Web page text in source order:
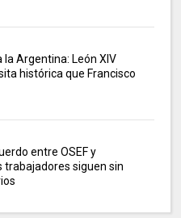
la Argentina: León XIV
histórica que Francisco
entre OSEF y
siguen sin